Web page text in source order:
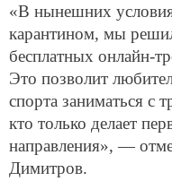
«В нынешних
карантином, мы
бесплатных онлайн-
Это позволит
спорта заниматься с
кто только делает
направления», —
Димитров.